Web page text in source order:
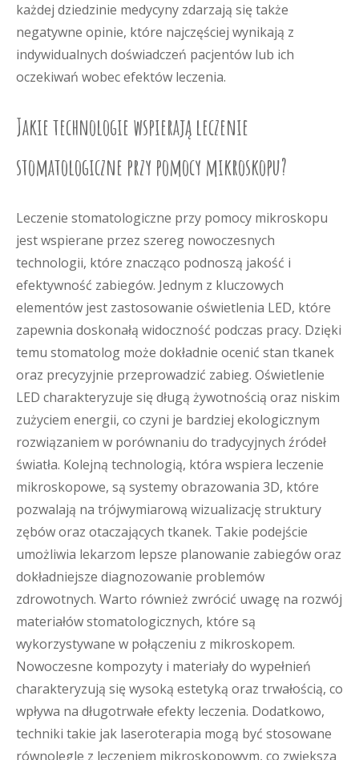
każdej dziedzinie medycyny zdarzają się także
negatywne opinie, które najczęściej wynikają z
indywidualnych doświadczeń pacjentów lub ich
oczekiwań wobec efektów leczenia.
Jakie technologie wspierają leczenie
stomatologiczne przy pomocy mikroskopu?
Leczenie stomatologiczne przy pomocy mikroskopu
jest wspierane przez szereg nowoczesnych
technologii, które znacząco podnoszą jakość i
efektywność zabiegów. Jednym z kluczowych
elementów jest zastosowanie oświetlenia LED, które
zapewnia doskonałą widoczność podczas pracy. Dzięki
temu stomatolog może dokładnie ocenić stan tkanek
oraz precyzyjnie przeprowadzić zabieg. Oświetlenie
LED charakteryzuje się długą żywotnością oraz niskim
zużyciem energii, co czyni je bardziej ekologicznym
rozwiązaniem w porównaniu do tradycyjnych źródeł
światła. Kolejną technologią, która wspiera leczenie
mikroskopowe, są systemy obrazowania 3D, które
pozwalają na trójwymiarową wizualizację struktury
zębów oraz otaczających tkanek. Takie podejście
umożliwia lekarzom lepsze planowanie zabiegów oraz
dokładniejsze diagnozowanie problemów
zdrowotnych. Warto również zwrócić uwagę na rozwój
materiałów stomatologicznych, które są
wykorzystywane w połączeniu z mikroskopem.
Nowoczesne kompozyty i materiały do wypełnień
charakteryzują się wysoką estetyką oraz trwałością, co
wpływa na długotrwałe efekty leczenia. Dodatkowo,
techniki takie jak laseroterapia mogą być stosowane
równolegle z leczeniem mikroskopowym, co zwiększa